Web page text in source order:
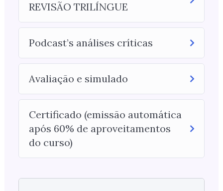
REVISÃO TRILÍNGUE
Podcast’s análises críticas
Avaliação e simulado
Certificado (emissão automática
após 60% de aproveitamentos
do curso)